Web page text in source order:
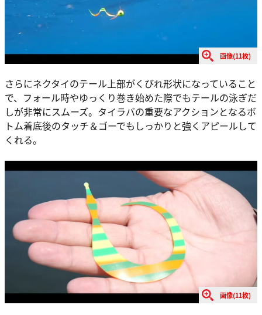
画像(11枚)
さらにネクタイのテール上部がくびれ形状になっていること
で、フォール時やゆっくり巻き始めた際でもテールの泳ぎだ
しが非常にスムーズ。タイラバの重要なアクションとなるボ
トム着底後のタッチ＆ゴーでもしっかりと強くアピールして
くれる。
画像(11枚)